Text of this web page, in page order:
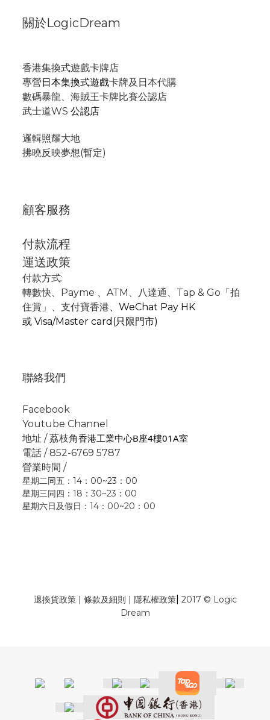
關於LogicDream
香港集換式遊戲卡牌店
專營日本集換式遊戲卡牌及日本代購
數碼暴龍、海賊王卡牌比賽公認店
武士道WS 公認店
邏輯照耀大地
拂曉反映夢想(暫定)
顧客服務
付款流程
運送政策
付款方式:
轉數快、Payme 、 ATM 、
八達通、Tap & Go「拍
住賞」 、支付寶香港、 WeChat Pay HK
或 Visa/Master card(只限門市)
聯絡我們
Facebook
Youtube Channel
地址 / 荔枝角香港工業中心B座4樓01A室
電話 / 852-6769 5787
營業時間 /
星期二同五：14：00~23：00
星期三同四：18：30~23：00
星期六日及假日：14：00~20：00
退換貨政策| 條款及細則 | 隱私權政策| 2017 © Logic
Dream